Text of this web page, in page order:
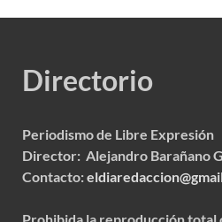
Directorio
Periodismo de Libre Expresión
Director: Alejandro Barañano
Contacto: